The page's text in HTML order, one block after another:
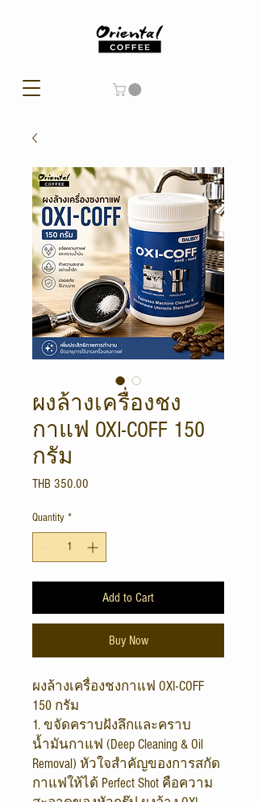
ผงล้างเครื่องชง
กาแฟ OXI-COFF 150
กรัม
THB 350.00
Quantity *
Add to Cart
Buy Now
ผงล้างเครื่องชงกาแฟ OXI-COFF
150 กรัม
1. ขจัดคราบฝังลึกและคราบ
น้ำมันกาแฟ (Deep Cleaning & Oil
Removal) หัวใจสำคัญของการสกัด
กาแฟให้ได้ Perfect Shot คือความ